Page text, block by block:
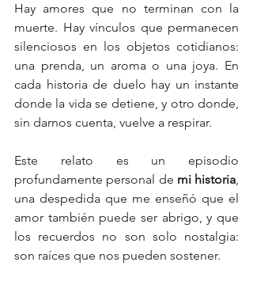
Hay amores que no terminan con la
muerte. Hay vínculos que permanecen
silenciosos en los objetos cotidianos:
una prenda, un aroma o una joya. En
cada historia de duelo hay un instante
donde la vida se detiene, y otro donde,
sin darnos cuenta, vuelve a respirar.
Este relato es un episodio
profundamente personal de mi historia,
una despedida que me enseñó que el
amor también puede ser abrigo, y que
los recuerdos no son solo nostalgia:
son raíces que nos pueden sostener.